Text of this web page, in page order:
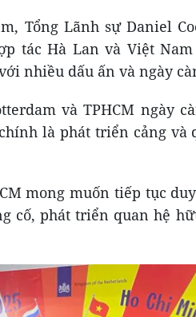
Tổng Lãnh sự Daniel
tác Hà Lan và Việt
nhiều dấu ấn và ngày
và TPHCM ngày
là phát triển cảng và
mong muốn tiếp tục
cố, phát triển quan hệ